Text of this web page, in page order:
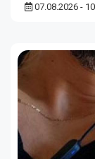
07.08.2026 -